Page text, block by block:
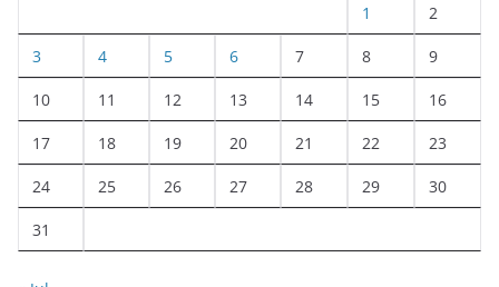
1 2
3 4 5 6 7 8 9
10 11 12 13 14 15 16
17 18 19 20 21 22 23
24 25 26 27 28 29 30
31